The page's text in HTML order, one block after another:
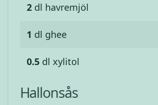
2 dl havremjöl
1 dl ghee
0.5 dl xylitol
Hallonsås